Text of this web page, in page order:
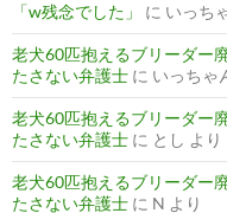
「w残念でした」
に いっち
老犬60匹抱えるブリーダー
たさない弁護士 に いっちゃ
老犬60匹抱えるブリーダー
たさない弁護士 に とし より
老犬60匹抱えるブリーダー
たさない弁護士 に N より